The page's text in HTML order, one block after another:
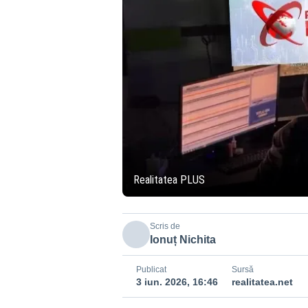
Realitatea PLUS
Scris de
Ionuț Nichita
Publicat
3 iun. 2026, 16:46
Sursă
realitatea.net